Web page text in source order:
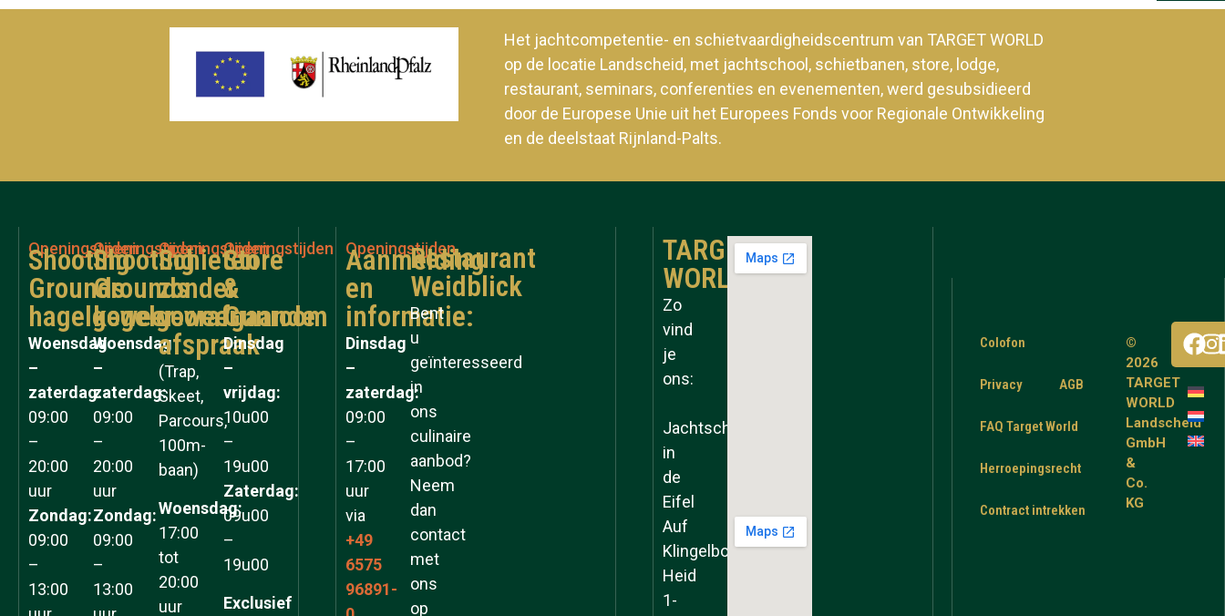
Het jachtcompetentie- en schietvaardigheidscentrum van TARGET WORLD
op de locatie Landscheid, met jachtschool, schietbanen, store, lodge,
restaurant, seminars, conferenties en evenementen, werd gesubsidieerd
door de Europese Unie uit het Europees Fonds voor Regionale Ontwikkeling
en de deelstaat Rijnland-Palts.
Openingstijden
Shooting
Grounds
hagelgeweer
Woensdag
–
zaterdag:
09:00
–
20:00
uur
Zondag:
09:00
–
13:00
Openingstijden
Shooting
Grounds
kogelgeweer
Woensdag
–
zaterdag:
09:00
–
20:00
uur
Zondag:
09:00
–
13:00
Openingstijden
Schieten
zonder
voorafgaande
afspraak
(Trap,
Skeet,
Parcours,
100m-
baan)
Woensdag:
17:00
tot
20:00
uur
Openingstijden
Store
&
Gunroom
Dinsdag
–
vrijdag:
10u00
–
19u00
Zaterdag:
09u00
–
19u00
Exclusief
Openingstijden
Aanmelding
en
informatie:
Dinsdag
–
zaterdag:
09:00
–
17:00
uur
via
+49
6575
96891-
Restaurant
Weidblick
Bent
u
geïnteresseerd
in
ons
culinaire
aanbod?
Neem
dan
contact
met
ons
op
TARGET
WORLD
Zo
vind
je
ons:
Jachtschool
in
de
Eifel
Auf
Klingelborner
Heid
1-
Colofon
Privacy AGB
FAQ Target World
Herroepingsrecht
Contract intrekken
©
2026
TARGET
WORLD
Landscheid
GmbH
&
Co.
KG